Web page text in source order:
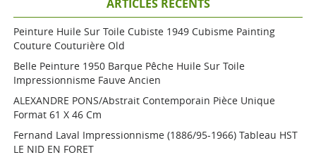
ARTICLES RÉCENTS
Peinture Huile Sur Toile Cubiste 1949 Cubisme Painting
Couture Couturière Old
Belle Peinture 1950 Barque Pêche Huile Sur Toile
Impressionnisme Fauve Ancien
ALEXANDRE PONS/Abstrait Contemporain Pièce Unique
Format 61 X 46 Cm
Fernand Laval Impressionnisme (1886/95-1966) Tableau HST
LE NID EN FORET